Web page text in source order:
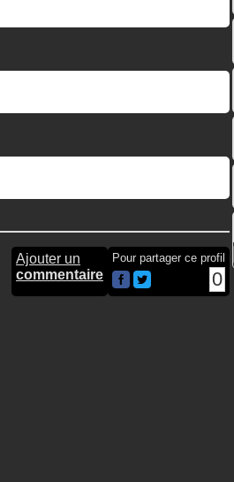
Ajouter un
commentaire
Pour partager ce profil
0